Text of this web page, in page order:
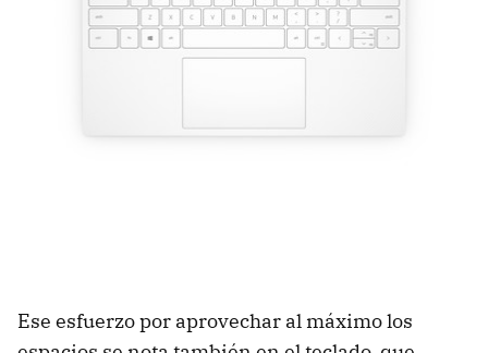
Ese esfuerzo por aprovechar al máximo los